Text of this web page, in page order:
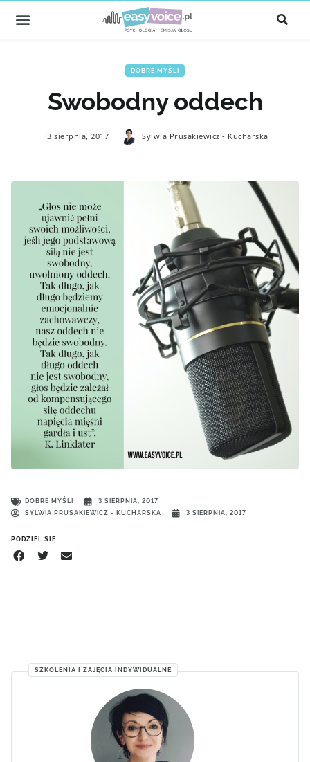
DOBRE MYŚLI
Swobodny oddech
3 sierpnia, 2017 Sylwia Prusakiewicz - Kucharska
DOBRE MYŚLI
3 SIERPNIA, 2017
SYLWIA PRUSAKIEWICZ - KUCHARSKA
3 SIERPNIA, 2017
PODZIEL SIĘ
SZKOLENIA I ZAJĘCIA INDYWIDUALNE